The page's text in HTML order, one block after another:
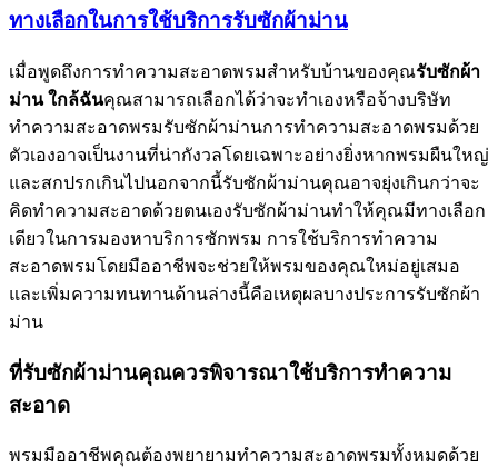
ทางเลือกในการใช้บริการรับซักผ้าม่าน
เมื่อพูดถึงการทำความสะอาดพรมสำหรับบ้านของคุณรับซักผ้า
ม่านใกล้ฉันคุณสามารถเลือกได้ว่าจะทำเองหรือจ้างบริษัท
ทำความสะอาดพรมรับซักผ้าม่านการทำความสะอาดพรมด้วย
ตัวเองอาจเป็นงานที่น่ากังวลโดยเฉพาะอย่างยิ่งหากพรมผืนใหญ่
และสกปรกเกินไปนอกจากนี้รับซักผ้าม่านคุณอาจยุ่งเกินกว่าจะ
คิดทำความสะอาดด้วยตนเองรับซักผ้าม่านทำให้คุณมีทางเลือก
เดียวในการมองหาบริการซักพรม การใช้บริการทำความ
สะอาดพรมโดยมืออาชีพจะช่วยให้พรมของคุณใหม่อยู่เสมอ
และเพิ่มความทนทานด้านล่างนี้คือเหตุผลบางประการรับซักผ้า
ม่าน
ที่รับซักผ้าม่านคุณควรพิจารณาใช้บริการทำความ
สะอาด
พรมมืออาชีพคุณต้องพยายามทำความสะอาดพรมทั้งหมดด้วย